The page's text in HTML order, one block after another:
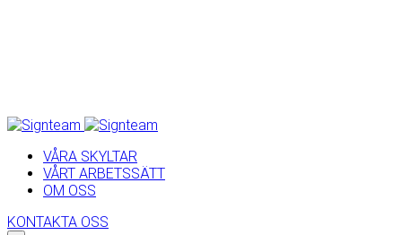
VÅRA SKYLTAR
VÅRT ARBETSSÄTT
OM OSS
KONTAKTA OSS